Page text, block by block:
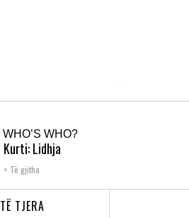
WHO’S WHO?
Kurti: Lidhja
Shqiptare e Prizrenit,
Të gjitha
TË TJERA